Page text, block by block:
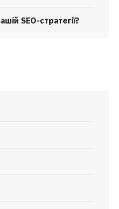
SEO-стратегії?